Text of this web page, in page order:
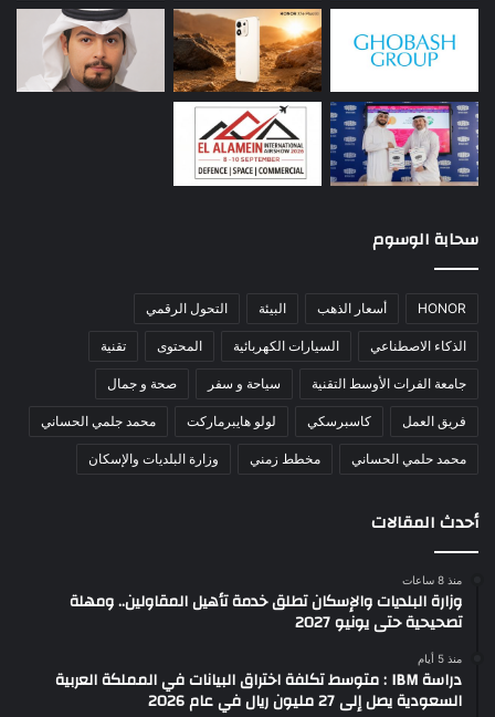
سحابة الوسوم
HONOR أسعار الذهب البيئة التحول الرقمي
الذكاء الاصطناعي السيارات الكهربائية المحتوى تقنية
جامعة الفرات الأوسط التقنية سياحة و سفر صحة و جمال
فريق العمل كاسبرسكي لولو هايبرماركت محمد جلمي الحساني
محمد حلمي الحساني مخطط زمني وزارة البلديات والإسكان
أحدث المقالات
منذ 8 ساعات
وزارة البلديات والإسكان تطلق خدمة تأهيل المقاولين.. ومهلة
تصحيحية حتى يونيو 2027
منذ 5 أيام
دراسة IBM : متوسط تكلفة اختراق البيانات في المملكة العربية
السعودية يصل إلى 27 مليون ريال في عام 2026